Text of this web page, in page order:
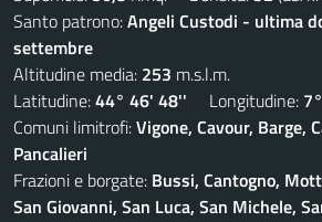
Santo patrono:Angeli Custodi - ultima
settembre
Altitudine media: 253 m.s.l.m.
Latitudine:44° 46' 48'' Longitudine:
Comuni limitrofi:Vigone, Cavour, Barge,
Pancalieri
Frazioni e borgate: Bussi, Cantogno,
San Giovanni, San Luca, San Michele,